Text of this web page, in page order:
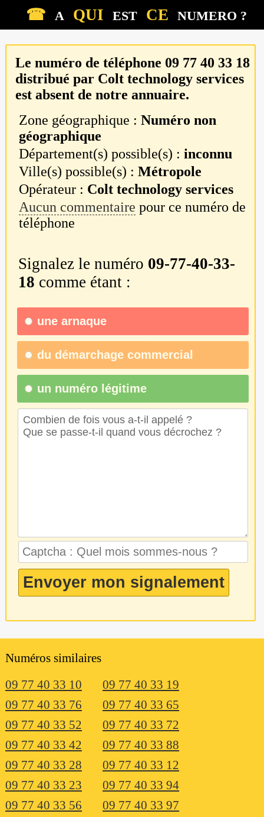
☎ A QUI EST CE NUMERO ?
Le numéro de téléphone 09 77 40 33 18
distribué par Colt technology services
est absent de notre annuaire.
Zone géographique :Numéro non
géographique
Département(s) possible(s) :inconnu
Ville(s) possible(s) :Métropole
Opérateur : Colt technology services
Aucun commentaire pour ce numéro de
téléphone
Signalez le numéro 09-77-40-33-
18 comme étant :
une arnaque
du démarchage commercial
un numéro légitime
Numéros similaires
09 77 40 33 10
09 77 40 33 19
09 77 40 33 76
09 77 40 33 65
09 77 40 33 52
09 77 40 33 72
09 77 40 33 42
09 77 40 33 88
09 77 40 33 28
09 77 40 33 12
09 77 40 33 23
09 77 40 33 94
09 77 40 33 56
09 77 40 33 97